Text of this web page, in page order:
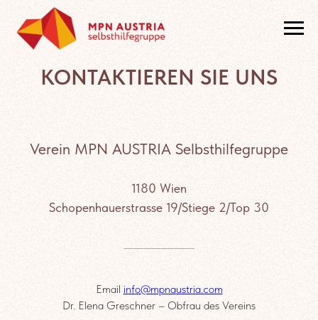
KONTAKTIEREN SIE UNS
Verein MPN AUSTRIA Selbsthilfegruppe
1180 Wien
Schopenhauerstrasse 19/Stiege 2/Top 30
Email info@mpnaustria.com
Dr. Elena Greschner – Obfrau des Vereins